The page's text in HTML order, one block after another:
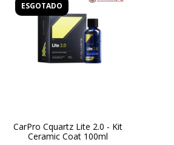
ESGOTADO
CarPro Cquartz Lite 2.0 - Kit
Ceramic Coat 100ml